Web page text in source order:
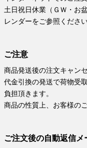
土日祝日休業（ＧＷ・お
レンダーをご参照ください
ご注意
商品発送後の注文キャン
代金引換の発送で荷物受
負担頂きます。
商品の性質上、お客様の
ご注文後の自動返信メ